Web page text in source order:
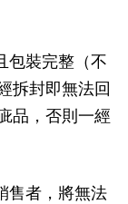
裝完整（不
拆封即無法回
品，否則一經
者，將無法